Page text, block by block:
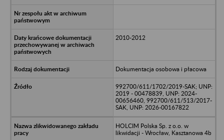
2010-2012
Dokumentacja osobowa i płacowa
992700/611/1702/2019-SAK; UNP:
2019 - 00478839, UNP: 2024-
00656460, 992700/611/513/2017-
SAK, UNP: 2026-00167822
HOLCIM Polska Sp. z o.o. w
likwidacji - Wrocław, Kasztanowa 4b